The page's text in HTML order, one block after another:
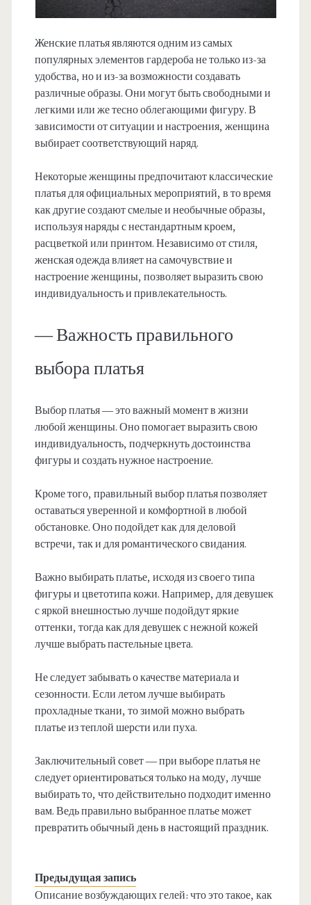
Женские платья являются одним из самых
популярных элементов гардероба не только из-за
удобства, но и из-за возможности создавать
различные образы. Они могут быть свободными и
легкими или же тесно облегающими фигуру. В
зависимости от ситуации и настроения, женщина
выбирает соответствующий наряд.
Некоторые женщины предпочитают классические
платья для официальных мероприятий, в то время
как другие создают смелые и необычные образы,
используя наряды с нестандартным кроем,
расцветкой или принтом. Независимо от стиля,
женская одежда влияет на самочувствие и
настроение женщины, позволяет выразить свою
индивидуальность и привлекательность.
— Важность правильного
выбора платья
Выбор платья — это важный момент в жизни
любой женщины. Оно помогает выразить свою
индивидуальность, подчеркнуть достоинства
фигуры и создать нужное настроение.
Кроме того, правильный выбор платья позволяет
оставаться уверенной и комфортной в любой
обстановке. Оно подойдет как для деловой
встречи, так и для романтического свидания.
Важно выбирать платье, исходя из своего типа
фигуры и цветотипа кожи. Например, для девушек
с яркой внешностью лучше подойдут яркие
оттенки, тогда как для девушек с нежной кожей
лучше выбрать пастельные цвета.
Не следует забывать о качестве материала и
сезонности. Если летом лучше выбирать
прохладные ткани, то зимой можно выбрать
платье из теплой шерсти или пуха.
Заключительный совет — при выборе платья не
следует ориентироваться только на моду, лучше
выбирать то, что действительно подходит именно
вам. Ведь правильно выбранное платье может
превратить обычный день в настоящий праздник.
Предыдущая запись
Описание возбуждающих гелей: что это такое, как